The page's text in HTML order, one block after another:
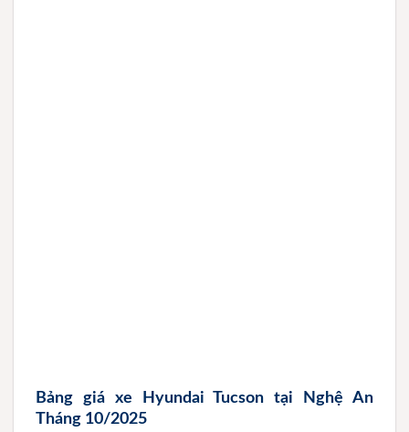
Bảng giá xe Hyundai Tucson tại Nghệ An
Tháng 10/2025